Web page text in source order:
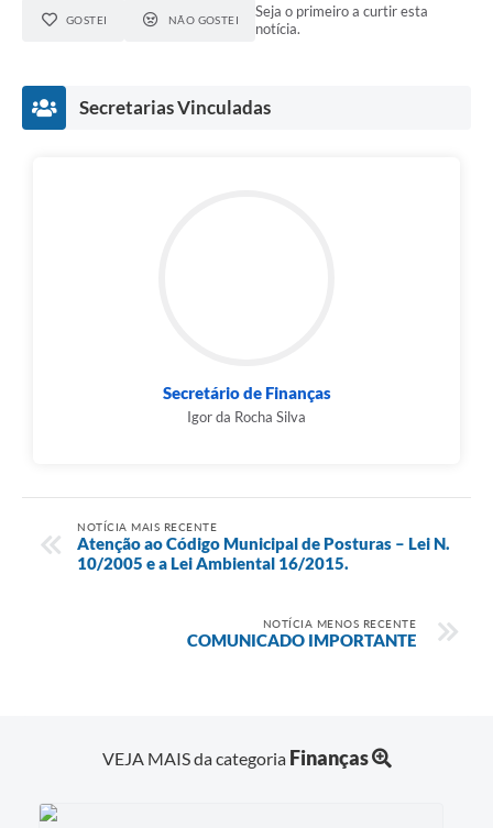
GOSTEI NÃO GOSTEI
Seja o primeiro a curtir esta
notícia.
Secretarias Vinculadas
Secretário de Finanças
Igor da Rocha Silva
NOTÍCIA MAIS RECENTE
Atenção ao Código Municipal de Posturas – Lei N.
10/2005 e a Lei Ambiental 16/2015.
NOTÍCIA MENOS RECENTE
COMUNICADO IMPORTANTE
VEJA MAIS da categoria Finanças